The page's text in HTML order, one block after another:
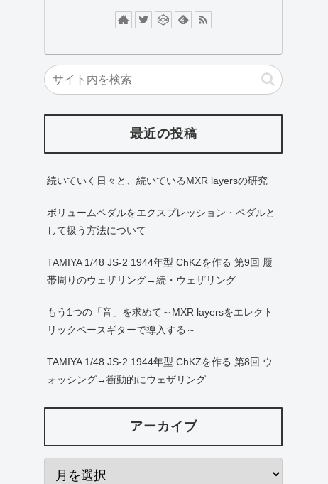
最近の投稿
続いていく日々と、続いているMXR layersの研究
ボリュームペダルをエクスプレッション・ペダルと
して扱う方法について
TAMIYA 1/48 JS-2 1944年型 ChKZを作る 第9回 履
帯周りのウェザリング→続・ウェザリング
もう1つの「音」を求めて～MXR layersをエレクト
リックベースギターで導入する～
TAMIYA 1/48 JS-2 1944年型 ChKZを作る 第8回 ウ
ォッシング→衝動的にウェザリング
アーカイブ